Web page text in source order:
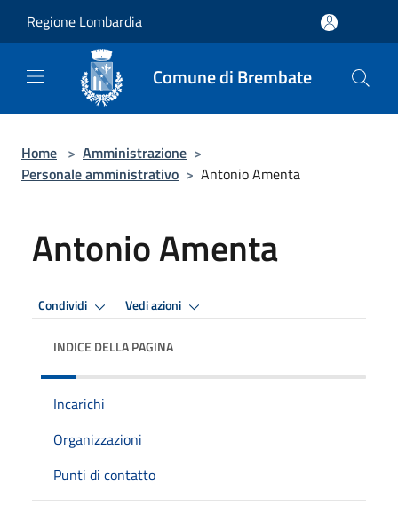
Regione Lombardia
Comune di Brembate
Home > Amministrazione >
Personale amministrativo > Antonio Amenta
Antonio Amenta
Condividi Vedi azioni
INDICE DELLA PAGINA
Incarichi
Organizzazioni
Punti di contatto